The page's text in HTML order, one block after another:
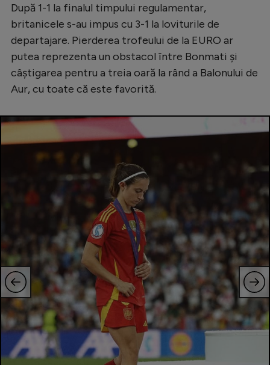
EURO 2024
Stranieri
Clasamente
Tenis
Handbal
Natație
Formula 1
Gimnastică
Auto
Rugby
Ciclism
Alte sporturi
JO 2024
JO 2026
După 1-1 la finalul timpului regulamentar,
britanicele s-au impus cu 3-1 la loviturile de
departajare. Pierderea trofeului de la EURO ar
putea reprezenta un obstacol între Bonmati și
câștigarea pentru a treia oară la rând a Balonului de
Aur, cu toate că este favorită.